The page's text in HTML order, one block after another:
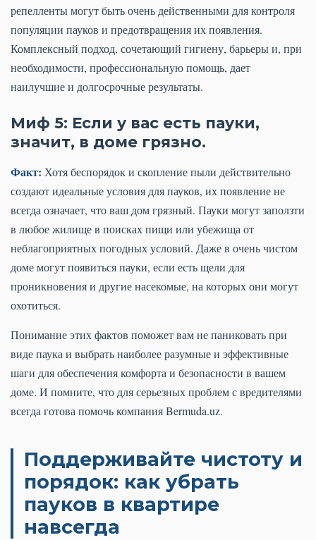
репелленты могут быть очень действенными для контроля
популяции пауков и предотвращения их появления.
Комплексный подход, сочетающий гигиену, барьеры и, при
необходимости, профессиональную помощь, дает
наилучшие и долгосрочные результаты.
Миф 5: Если у вас есть пауки,
значит, в доме грязно.
Факт: Хотя беспорядок и скопление пыли действительно
создают идеальные условия для пауков, их появление не
всегда означает, что ваш дом грязный. Пауки могут заползти
в любое жилище в поисках пищи или убежища от
неблагоприятных погодных условий. Даже в очень чистом
доме могут появиться пауки, если есть щели для
проникновения и другие насекомые, на которых они могут
охотиться.
Понимание этих фактов поможет вам не паниковать при
виде паука и выбрать наиболее разумные и эффективные
шаги для обеспечения комфорта и безопасности в вашем
доме. И помните, что для серьезных проблем с вредителями
всегда готова помочь компания Bermuda.uz.
Поддерживайте чистоту и
порядок: как убрать
пауков в квартире
навсегда